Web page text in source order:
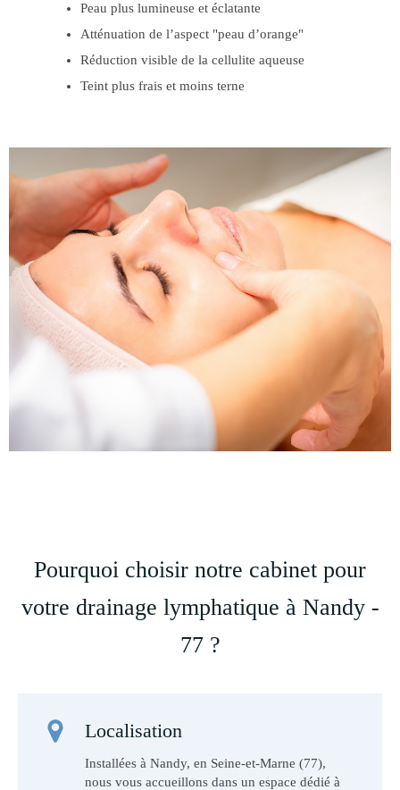
Peau plus lumineuse et éclatante
Atténuation de l’aspect "peau d’orange"
Réduction visible de la cellulite aqueuse
Teint plus frais et moins terne
Pourquoi choisir notre cabinet pour
votre drainage lymphatique à Nandy -
77 ?
Localisation
Installées à Nandy, en Seine-et-Marne (77),
nous vous accueillons dans un espace dédié à